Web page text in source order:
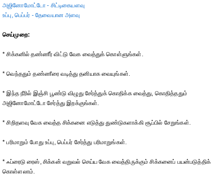
அஜினோமோட்டோ - சிட்டிகையளவு
உப்பு, பெப்பர் - தேவையான அளவு
செய்முறை:
* சிக்கனில் தண்ணீர் விட்டு வேக வைத்துக் கொள்ளுங்கள்.
* வெந்ததும் தண்ணீரை வடித்து தனியாக வையுங்கள்.
* இந்த நீரில் இஞ்சி பூண்டு விழுது சேர்த்துக் கொதிக்க வைத்து, கொதித்ததும்
அஜினோமோட்டோ சேர்த்து இறக்குங்கள்.
* சிறிதளவு வேக வைத்த சிக்கனை எடுத்து துண்டுகளாக்கி சூப்பில் சேறுங்கள்.
* பரிமாறும் போது உப்பு, பெப்பர் சேர்த்து பரிமாறுங்கள்.
* ஃப்ரைடு ரைஸ், சிக்கன் வறுவல் செய்ய வேக வைத்திருக்கும் சிக்கனைப் பயன்படுத்திக்
கொள்ளலாம்.